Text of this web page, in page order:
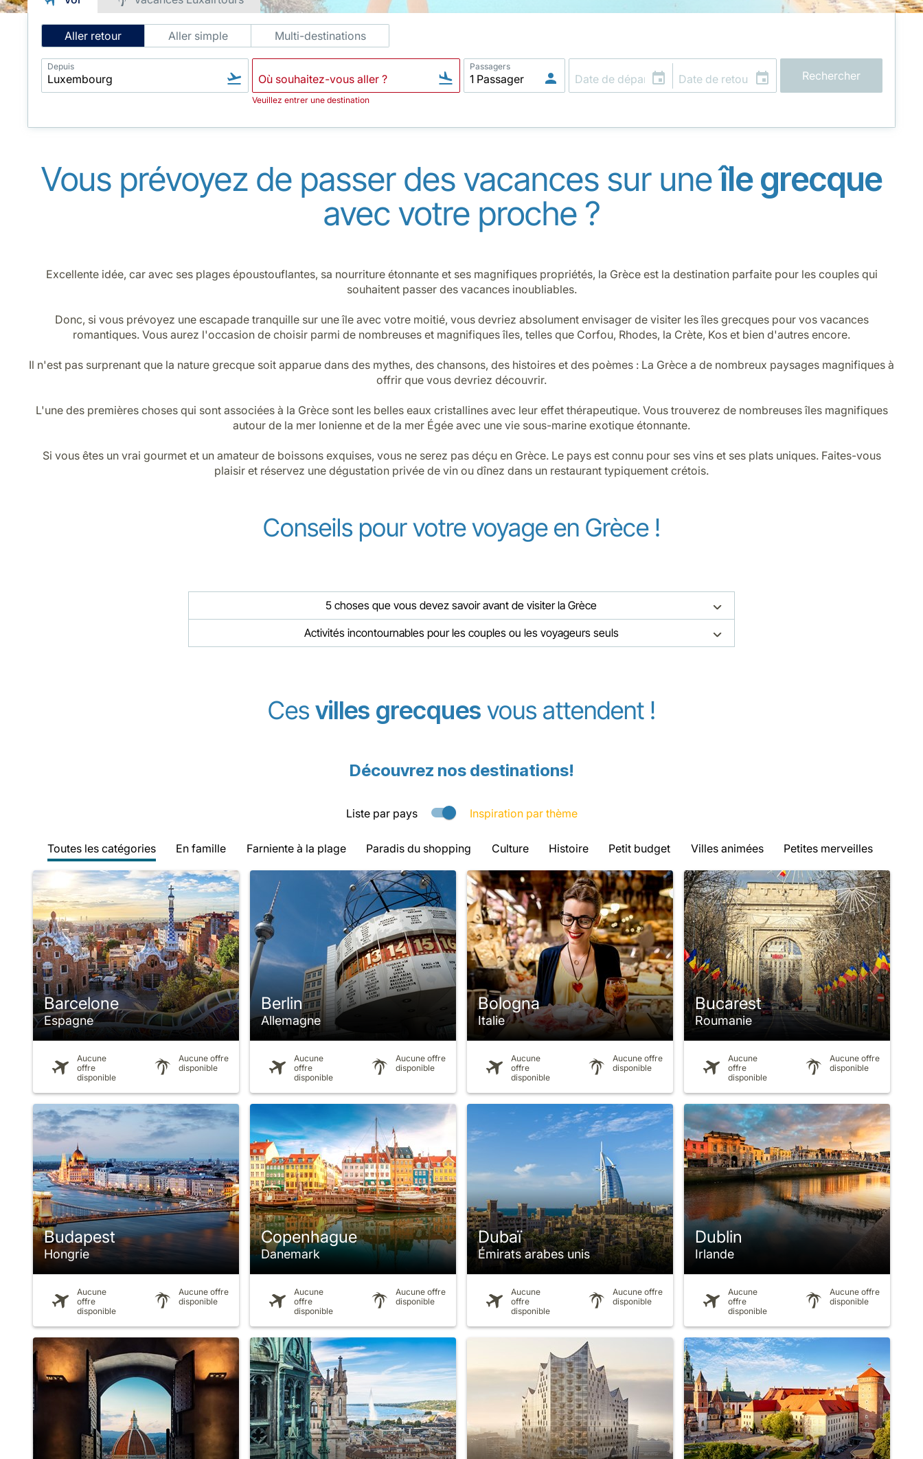
Intelligent
Flight
Search
Aller retour Aller simple Multi-destinations
Depuis
Veuillez entrer une destination
Passagers
Rechercher
Vous prévoyez de passer des vacances sur uneîle grecque
avec votre proche ?
Excellente idée, car avec ses plages époustouflantes, sa nourriture étonnante et ses magnifiques propriétés, la Grèce est la destination parfaite pour les couples qui
souhaitent passer des vacances inoubliables.
Donc, si vous prévoyez une escapade tranquille sur une île avec votre moitié, vous devriez absolument envisager de visiter les îles grecques pour vos vacances
romantiques. Vous aurez l'occasion de choisir parmi de nombreuses et magnifiques îles, telles que Corfou, Rhodes, la Crète, Kos et bien d'autres encore.
Il n'est pas surprenant que la nature grecque soit apparue dans des mythes, des chansons, des histoires et des poèmes : La Grèce a de nombreux paysages magnifiques à
offrir que vous devriez découvrir.
L'une des premières choses qui sont associées à la Grèce sont les belles eaux cristallines avec leur effet thérapeutique. Vous trouverez de nombreuses îles magnifiques
autour de la mer Ionienne et de la mer Égée avec une vie sous-marine exotique étonnante.
Si vous êtes un vrai gourmet et un amateur de boissons exquises, vous ne serez pas déçu en Grèce. Le pays est connu pour ses vins et ses plats uniques. Faites-vous
plaisir et réservez une dégustation privée de vin ou dînez dans un restaurant typiquement crétois.
Conseils pour votre voyage en Grèce !
5 choses que vous devez savoir avant de visiter la Grèce
Activités incontournables pour les couples ou les voyageurs seuls
Cesvilles grecques vous attendent !
Découvrez nos destinations!
Liste par pays Inspiration par thème
Toutes les catégories En famille Farniente à la plage Paradis du shopping Culture Histoire Petit budget Villes animées Petites merveilles
Barcelone
Espagne
Aucune
offre
disponible
Aucune offre
disponible
Berlin
Allemagne
Aucune
offre
disponible
Aucune offre
disponible
Bologna
Italie
Aucune
offre
disponible
Aucune offre
disponible
Bucarest
Roumanie
Aucune
offre
disponible
Aucune offre
disponible
Budapest
Hongrie
Aucune
offre
disponible
Aucune offre
disponible
Copenhague
Danemark
Aucune
offre
disponible
Aucune offre
disponible
Dubaï
Émirats arabes unis
Aucune
offre
disponible
Aucune offre
disponible
Dublin
Irlande
Aucune
offre
disponible
Aucune offre
disponible